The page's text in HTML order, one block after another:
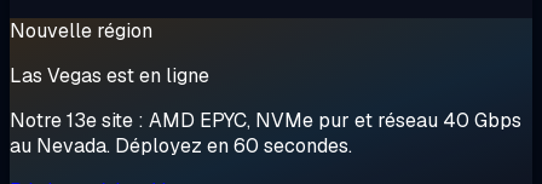
Nouvelle région
Las Vegas est en ligne
Notre 13e site : AMD EPYC, NVMe pur et réseau 40 Gbps
au Nevada. Déployez en 60 secondes.